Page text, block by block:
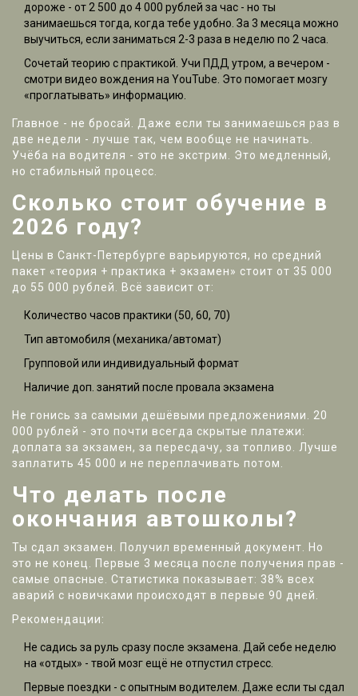
дороже - от 2 500 до 4 000 рублей за час - но ты
занимаешься тогда, когда тебе удобно. За 3 месяца можно
выучиться, если заниматься 2-3 раза в неделю по 2 часа.
Сочетай теорию с практикой. Учи ПДД утром, а вечером -
смотри видео вождения на YouTube. Это помогает мозгу
«проглатывать» информацию.
Главное - не бросай. Даже если ты занимаешься раз в
две недели - лучше так, чем вообще не начинать.
Учёба на водителя - это не экстрим. Это медленный,
но стабильный процесс.
Сколько стоит обучение в
2026 году?
Цены в Санкт-Петербурге варьируются, но средний
пакет «теория + практика + экзамен» стоит от 35 000
до 55 000 рублей. Всё зависит от:
Количество часов практики (50, 60, 70)
Тип автомобиля (механика/автомат)
Групповой или индивидуальный формат
Наличие доп. занятий после провала экзамена
Не гонись за самыми дешёвыми предложениями. 20
000 рублей - это почти всегда скрытые платежи:
доплата за экзамен, за пересдачу, за топливо. Лучше
заплатить 45 000 и не переплачивать потом.
Что делать после
окончания автошколы?
Ты сдал экзамен. Получил временный документ. Но
это не конец. Первые 3 месяца после получения прав -
самые опасные. Статистика показывает: 38% всех
аварий с новичками происходят в первые 90 дней.
Рекомендации:
Не садись за руль сразу после экзамена. Дай себе неделю
на «отдых» - твой мозг ещё не отпустил стресс.
Первые поездки - с опытным водителем. Даже если ты сдал